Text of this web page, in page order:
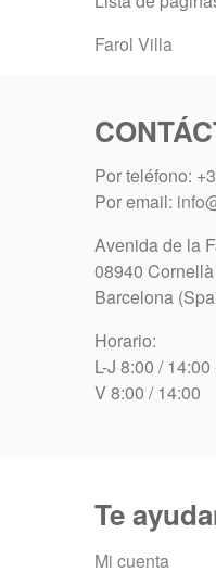
Farol Villa
Por teléfono:
Por email:
Avenida de la
08940
Barcelona
Horario:
L-J 8:00 /
V 8:00 / 14:00
Te
Mi cuenta